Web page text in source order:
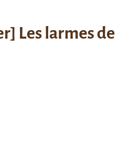
Les larmes de